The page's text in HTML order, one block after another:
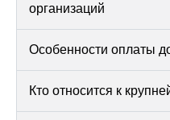
организаций
Особенности оплаты
Кто относится к